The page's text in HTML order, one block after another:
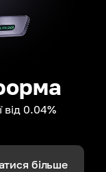
від 0.04%
більше